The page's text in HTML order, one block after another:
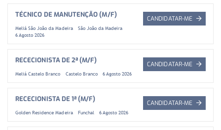
TÉCNICO DE MANUTENÇÃO (M/F)
Meliá São João da Madeira
São João da Madeira
6 Agosto 2026
CANDIDATAR-ME
RECECIONISTA DE 2ª (M/F)
Meliá Castelo Branco Castelo Branco 6 Agosto 2026
CANDIDATAR-ME
RECECIONISTA DE 1ª (M/F)
Golden Residence Madeira Funchal 6 Agosto 2026
CANDIDATAR-ME